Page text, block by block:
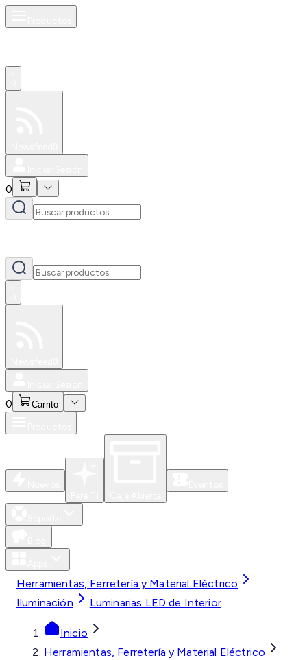
0
0 Carrito
Herramientas, Ferretería y Material Eléctrico
Iluminación
Luminarias LED de Interior
Inicio
Herramientas, Ferretería y Material Eléctrico